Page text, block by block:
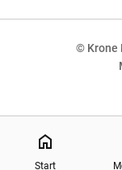
© Krone
home
Start
NaN%